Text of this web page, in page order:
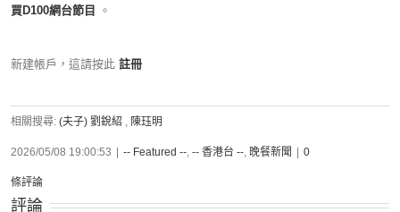
買D100網台節目
。
新建帳戶，這請按此 註冊
相關搜尋: (夫子) 劉銳紹 , 陳珏明
2026/05/08 19:00:53 -- Featured --, -- 香港台 --, 晚餐新聞 0
條評論
評論